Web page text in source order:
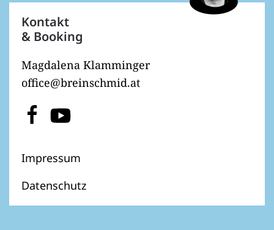
Kontakt
& Booking
Magdalena Klamminger
office@breinschmid.at
Impressum
Datenschutz